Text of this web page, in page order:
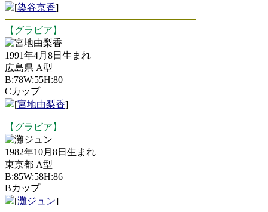
[染谷京香]
【グラビア】
宮地由梨香
1991年4月8日生まれ
広島県 A型
B:78W:55H:80
Cカップ
[宮地由梨香]
【グラビア】
灘ジュン
1982年10月8日生まれ
東京都 A型
B:85W:58H:86
Bカップ
[灘ジュン]